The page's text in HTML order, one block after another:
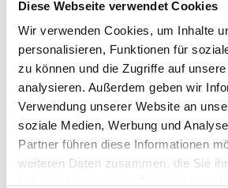
Diese Webseite verwendet Cookies
Wir verwenden Cookies, um Inhalte
personalisieren, Funktionen für
zu können und die Zugriffe auf
analysieren. Außerdem geben wir
Verwendung unserer Website an
soziale Medien, Werbung und
Partner führen diese Informationen
weiteren Daten zusammen, die Sie
Germany
Produktgalerie überspringen
Passend dazu